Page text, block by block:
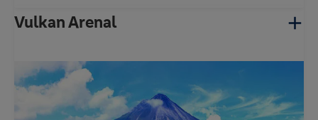
Vulkan Arenal